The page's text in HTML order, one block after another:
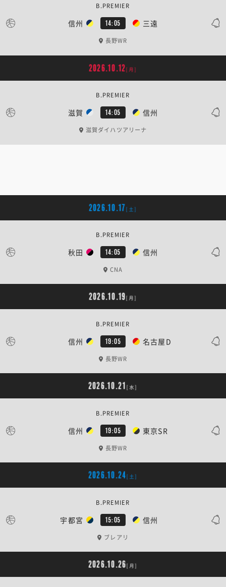
信州 14:05 三遠
B.PREMIER
長野WR
2026.10.12[月]
滋賀 14:05 信州
B.PREMIER
滋賀ダイハツアリーナ
2026.10.17[土]
秋田 14:05 信州
B.PREMIER
CNA
2026.10.19[月]
信州 19:05 名古屋D
B.PREMIER
長野WR
2026.10.21 [水]
信州 19:05 東京SR
B.PREMIER
長野WR
2026.10.24[土]
宇都宮 15:05 信州
B.PREMIER
ブレアリ
2026.10.26[月]